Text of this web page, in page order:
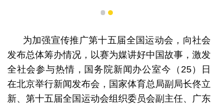
国务院新闻办公室举行新闻发布会介绍十五运会筹办情况
1 2
为加强宣传推广第十五届全国运动会，向社会
发布总体筹办情况，以赛为媒讲好中国故事，激发
全社会参与热情，国务院新闻办公室今（25）日
在北京举行新闻发布会，国家体育总局副局长佟立
新、第十五届全国运动会组织委员会副主任、广东